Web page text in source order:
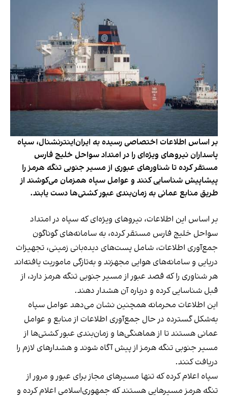
بر اساس اطلاعات اختصاصی رسیده به ایران‌اینترنشنال، سپاه
پاسداران نیروهای ویژه‌ای را در امتداد سواحل خلیج فارس
مستقر کرده تا شناورهای عبوری از مسیر جنوبی تنگه هرمز را
پیشاپیش شناسایی کنند و عوامل سپاه همزمان می‌کوشند از
طریق منابع عمانی به زمان‌بندی عبور کشتی‌ها دست یابند.
بر اساس این اطلاعات، نیروهای ویژه‌ای که سپاه در امتداد
سواحل خلیج فارس مستقر کرده، به سامانه‌های گوناگون
جمع‌آوری اطلاعات، شامل پست‌های دیده‌بانی زمینی، تجهیزات
دریایی و سامانه‌های هوایی مجهزند و به‌تازگی ماموریت یافته‌اند
هر شناوری را که قصد عبور از مسیر جنوبی تنگه هرمز دارد، از
قبل شناسایی کرده و درباره آن هشدار دهند.
این اطلاعات محرمانه همچنین نشان می‌دهد عوامل سپاه
به‌شکل گسترده در حال جمع‌آوری اطلاعات از منابع و عوامل
عمانی هستند تا از هماهنگی‌ها و زمان‌بندی عبور کشتی‌ها از
مسیر جنوبی تنگه هرمز از پیش آگاه شوند و هشدارهای لازم را
دریافت کنند.
سپاه اعلام کرده که تنها مسیرهای مجاز برای عبور و مرور از
تنگه هرمز مسیرهایی هستند که جمهوری‌اسلامی اعلام کرده و